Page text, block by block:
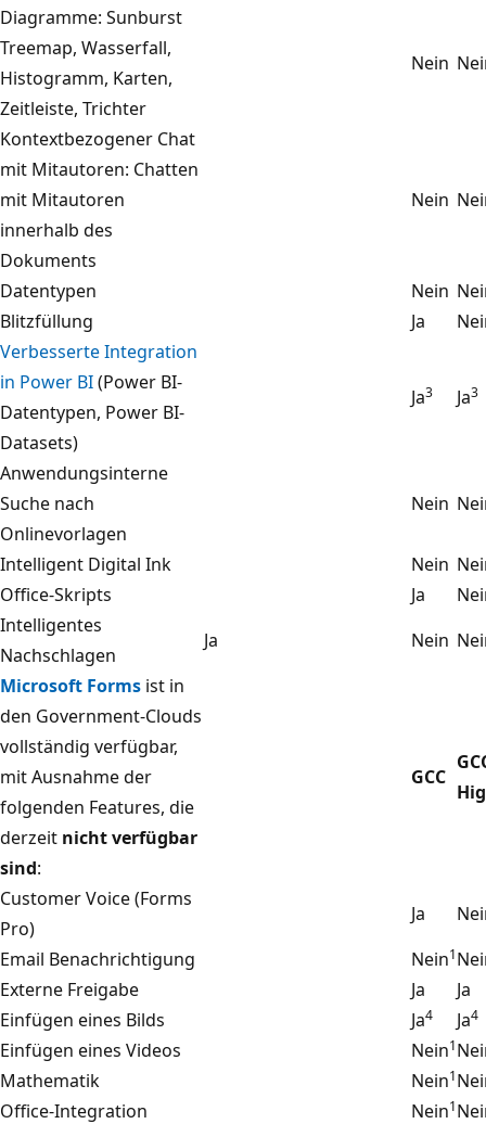
Diagramme: Sunburst
Treemap, Wasserfall,
Histogramm, Karten,
Zeitleiste, Trichter
Nein
Kontextbezogener Chat
mit Mitautoren: Chatten
mit Mitautoren
innerhalb des
Dokuments
Nein
Datentypen Nein
Blitzfüllung
Ja
Verbesserte Integration
in Power BI(Power BI-
Datentypen, Power BI-
Datasets)
Ja3 Ja3
Anwendungsinterne
Suche nach
Onlinevorlagen
Nein
Intelligent Digital Ink Nein
Office-Skripts
Ja
Intelligentes
Nachschlagen
Ja Nein
Microsoft Forms ist in
den Government-Clouds
vollständig verfügbar,
mit Ausnahme der
folgenden Features, die
derzeit nicht verfügbar
sind:
GCC
Customer Voice (Forms
Pro)
Ja
Email Benachrichtigung
Nein1
Externe Freigabe
Ja
Ja
Einfügen eines Bilds
Ja4 Ja4
Einfügen eines Videos Nein1
Mathematik
Nein1
Office-Integration
Nein1